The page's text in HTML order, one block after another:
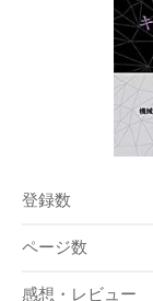
登録数
ページ数
感想・レビュー